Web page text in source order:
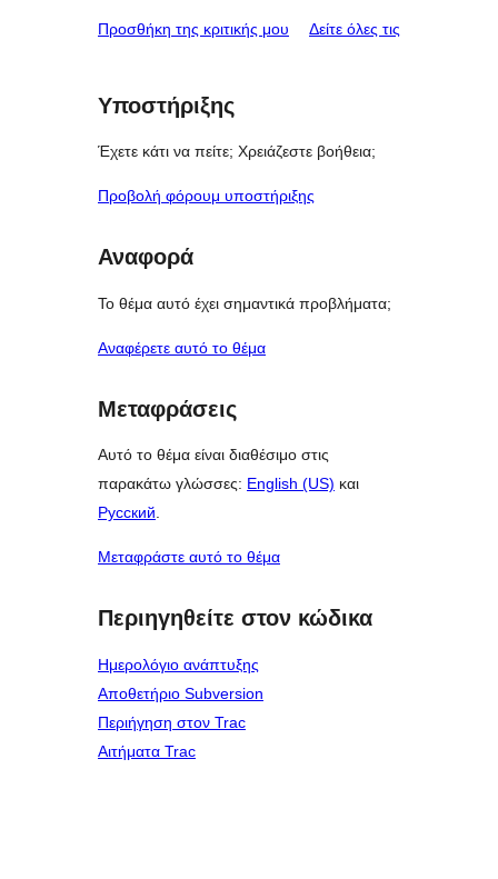
Προσθήκη της κριτικής μου Δείτε όλες τις
Υποστήριξης
Έχετε κάτι να πείτε; Χρειάζεστε βοήθεια;
Προβολή φόρουμ υποστήριξης
Αναφορά
Το θέμα αυτό έχει σημαντικά προβλήματα;
Αναφέρετε αυτό το θέμα
Μεταφράσεις
Αυτό το θέμα είναι διαθέσιμο στις
παρακάτω γλώσσες: English (US) και
Русский.
Μεταφράστε αυτό το θέμα
Περιηγηθείτε στον κώδικα
Ημερολόγιο ανάπτυξης
Αποθετήριο Subversion
Περιήγηση στον Trac
Αιτήματα Trac